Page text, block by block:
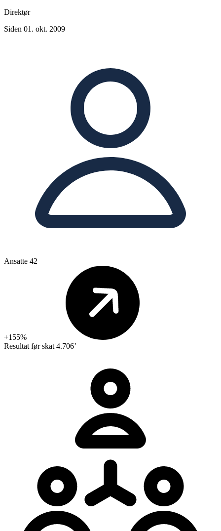
Direktør
Siden 01. okt. 2009
Ansatte 42
+155%
Resultat før skat 4.706’